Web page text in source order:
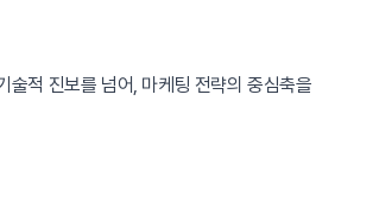
술적 진보를 넘어, 마케팅 전략의 중심축을